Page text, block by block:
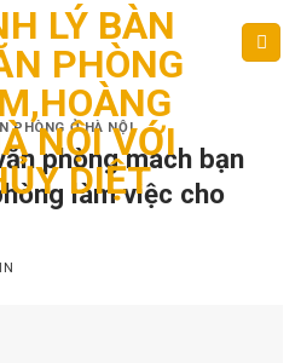
PHÒNG Ở HÀ NỘI
phòng mách bạn
làm việc cho